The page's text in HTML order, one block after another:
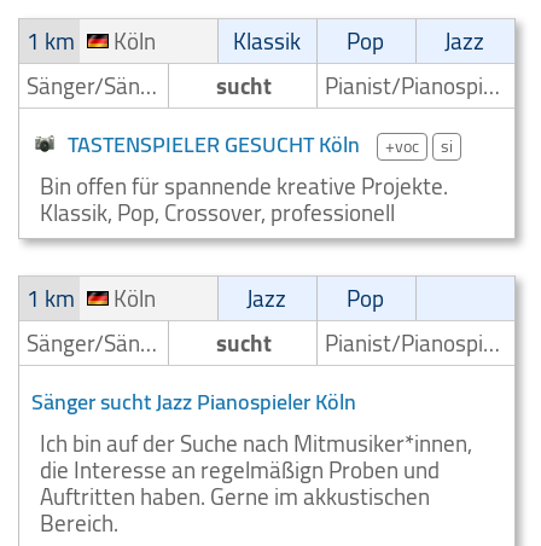
1 km
Köln Klassik Pop
Jazz
Sänger/Sängerin
sucht Pianist/Pianospieler
TASTENSPIELER GESUCHT Köln +voc si
Bin offen für spannende kreative Projekte.
Klassik, Pop, Crossover, professionell
1 km
Köln Jazz
Pop
Sänger/Sängerin
sucht Pianist/Pianospieler
Sänger sucht Jazz Pianospieler Köln
Ich bin auf der Suche nach Mitmusiker*innen,
die Interesse an regelmäßign Proben und
Auftritten haben. Gerne im akkustischen
Bereich.